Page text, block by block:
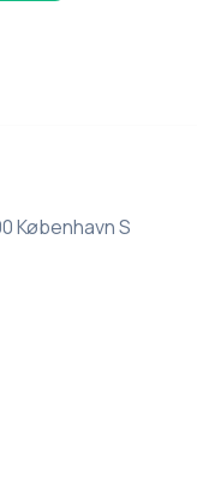
København S